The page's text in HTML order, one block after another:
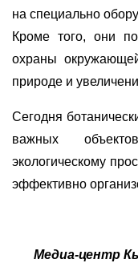
на специально
Кроме того, они
охраны
природе и
Сегодня
важных
экологическому
эффективно
Медиа-центр